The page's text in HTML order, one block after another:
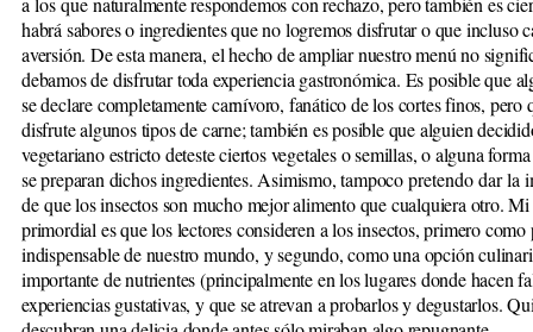
habrá sabores o ingredientes que no logremos disfrutar o que incluso
aversión. De esta manera, el hecho de ampliar nuestro menú no
debamos de disfrutar toda experiencia gastronómica. Es posible que
se declare completamente carnívoro, fanático de los cortes finos, pero
disfrute algunos tipos de carne; también es posible que alguien
vegetariano estricto deteste ciertos vegetales o semillas, o alguna
se preparan dichos ingredientes. Asimismo, tampocopretendo dar la
deque los insectos son mucho mejor alimento que cualquiera otro.
primordial es que los lectores consideren a los insectos, primero como
indispensable de nuestro mundo, y segundo, como una opción
importante de nutrientes (principalmente en los lugares donde hacen
experiencias gustativas, y que se atrevan a probarlos y degustarlos.